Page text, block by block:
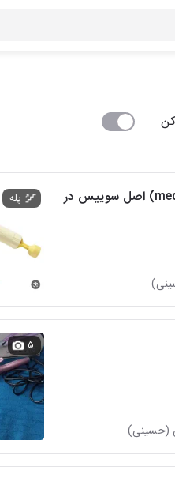
شیردوش دستی مدلا (medela) اصل سوییس در
پله
۵